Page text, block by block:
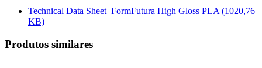
Technical Data Sheet_FormFutura High Gloss PLA (1020,76
KB)
Produtos similares